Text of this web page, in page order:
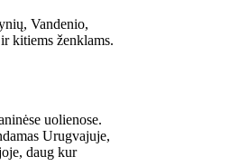
Vandenio,
kitiems ženklams.
uolienose.
Urugvajuje,
daug kur